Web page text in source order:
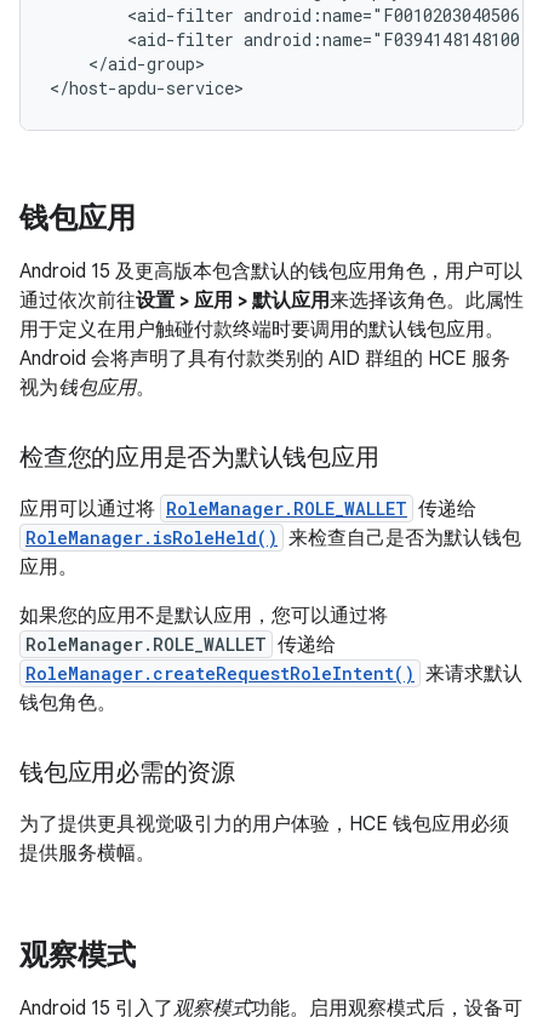
<aid-filter
<aid-filter
</aid-group>
</host-apdu-service>
钱包应用
Android 15 及更高版本包含默认的钱包应用角色，用户可以
通过依次前往设置 > 应用 > 默认应用来选择该角色。此属性
用于定义在用户触碰付款终端时要调用的默认钱包应用。
Android 会将声明了具有付款类别的 AID 群组的 HCE 服务
视为钱包应用。
检查您的应用是否为默认钱包应用
应用可以通过将 RoleManager.ROLE_WALLET 传递给
RoleManager.isRoleHeld() 来检查自己是否为默认钱包
应用。
如果您的应用不是默认应用，您可以通过将
RoleManager.ROLE_WALLET 传递给
RoleManager.createRequestRoleIntent() 来请求默认
钱包角色。
钱包应用必需的资源
为了提供更具视觉吸引力的用户体验，HCE 钱包应用必须
提供服务横幅。
观察模式
Android 15 引入了观察模式功能。启用观察模式后，设备可